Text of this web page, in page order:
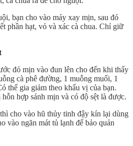
bạn cho vào máy xay mịn, sau đó
phần hạt, vỏ và xác cà chua. Chỉ giữ
đỏ mịn vào đun lên cho đến khi thấy
cà phê đường, 1 muỗng muối, 1
thể gia giảm theo khẩu vị của bạn.
hợp sánh mịn và có độ sệt là được.
cho vào hũ thủy tinh đậy kín lại dùng
vào ngăn mát tủ lạnh để bảo quản